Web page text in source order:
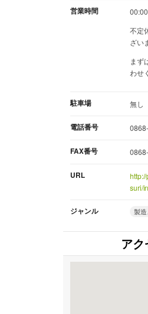
営業時間
不定
ざい
まず
わせ
駐車場 無し
電話番号
FAX番号
URL
suri/
ジャンル 製
ア